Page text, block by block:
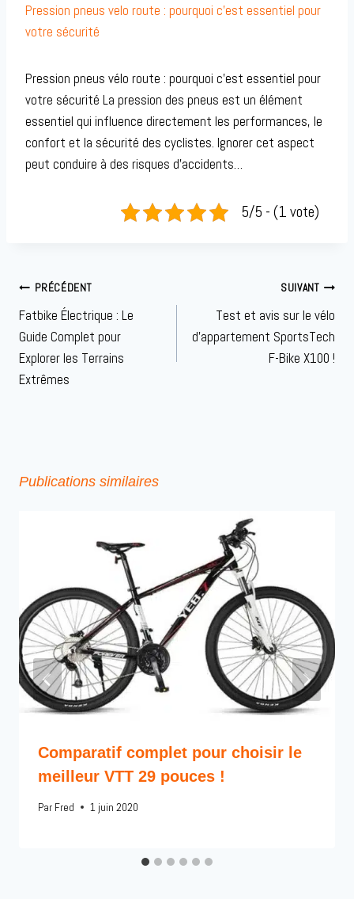
Pression pneus velo route : pourquoi c’est essentiel pour
votre sécurité
Pression pneus vélo route : pourquoi c’est essentiel pour
votre sécurité La pression des pneus est un élément
essentiel qui influence directement les performances, le
confort et la sécurité des cyclistes. Ignorer cet aspect
peut conduire à des risques d’accidents…
5/5 - (1 vote)
Navigation
de
PRÉCÉDENT
Fatbike Électrique : Le
Guide Complet pour
Explorer les Terrains
Extrêmes
SUIVANT
Test et avis sur le vélo
d’appartement SportsTech
F-Bike X100 !
Publications similaires
Comparatif complet pour choisir le
meilleur VTT 29 pouces !
Par Fred 1 juin 2020